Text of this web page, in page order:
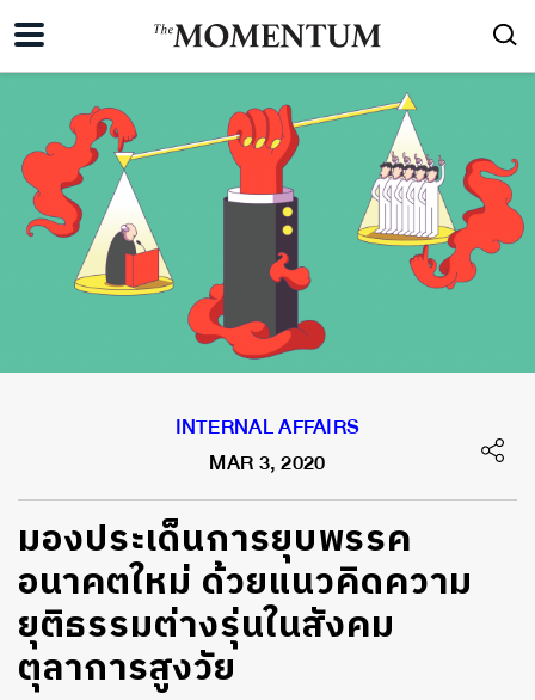
INTERNAL AFFAIRS
MAR 3, 2020
มองประเด็นการยุบพรรค
อนาคตใหม่ ด้วยแนวคิดความ
ยุติธรรมต่างรุ่นในสังคม
ตุลาการสูงวัย